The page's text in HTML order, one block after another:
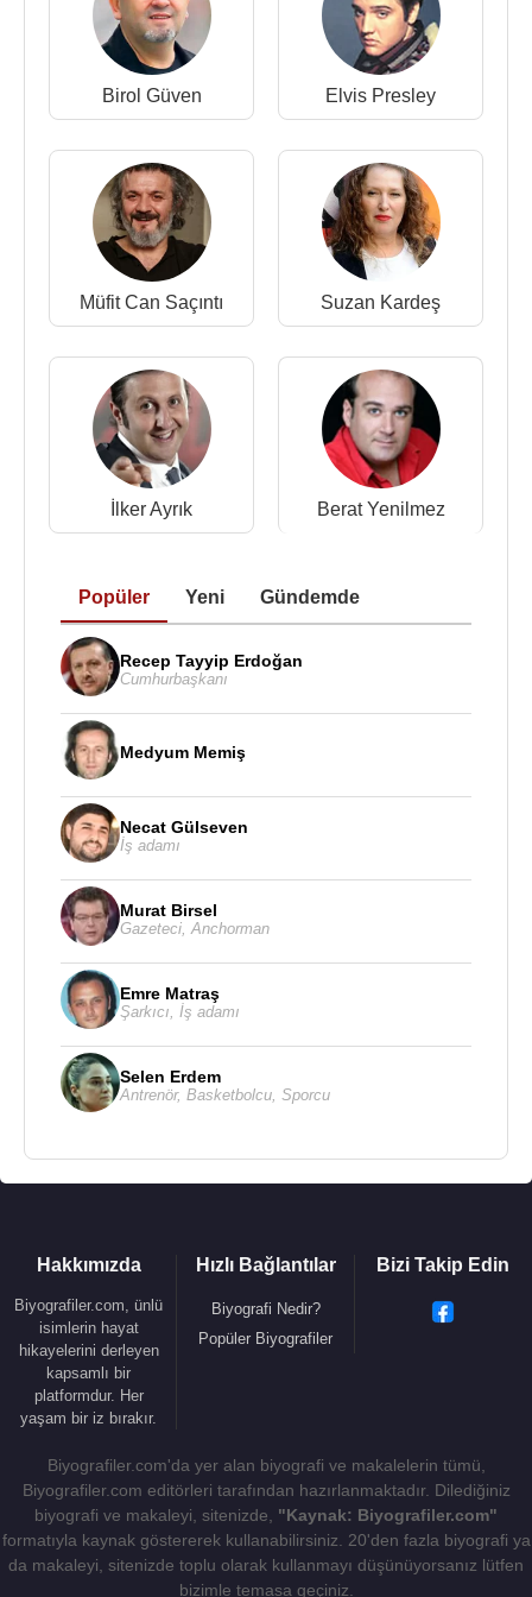
2005 - Sonradan Görme (Bülent) (TV Dizisi)
2002 - Öyle Bir Sevda ki (TV Filmi)
2001 - Derman Bey (TV Dizisi)
2000 - Zülküf ile Zarife (TV Filmi)
2000 - Bizim Çocuklar (TV Dizisi)
1999 - Köstebek (2) (TV Dizisi)
1998 - Cumhuriyet (Sinema Filmi)
1997 - Ruhsar (Elvis Presley
) (TV Dizisi)
1997 - Baskül Ailesi (Güven) (TV Dizisi)
1996 - Süt Kardeşler (TV Dizisi)
1995 - Evdekiler (Levent'in kayınbiraderi ) (TV
Dizisi)
1995 - Bizim Ev (Doktor / Kemal Denizbey) (TV
Dizisi)
1994 - 1998 - Kaygısızlar (Kültigin (TV Dizisi)
1994 - Geçmişin İzleri (TV Filmi)
1993 - Barışta Savaşanlar (TV Dizisi)
1992 - Romeo Ve Juliet (Kısa Film)
1992 - Denize Hançer Düştü (Sinema Filmi)
1989 - İz Peşinde (Faruk) (TV Dizisi)
1989 - Gençler (TV Dizisi)
1988 - Salıncakta Üç Kişi (Dans öğrencisi) (Sinema
Filmi)
1987 - Yalnızlık Bir Şarkıdır (Sinema Filmi)
1987 - Belene (Bulgar Askeri) (TV Dizisi) (2 Bölüm)
Kaynak:Biyografiler.com
Birol Güven Elvis Presley
Müfit Can Saçıntı Suzan Kardeş
İlker Ayrık Berat Yenilmez
Popüler Yeni Gündemde
Recep Tayyip Erdoğan
Cumhurbaşkanı
Medyum Memiş
Necat Gülseven
İş adamı
Murat Birsel
Gazeteci Anchorman
Emre Matraş
Şarkıcı İş adamı
Selen Erdem
Antrenör, Basketbolcu Sporcu
Hakkımızda
Biyografiler.com, ünlü
isimlerin hayat
hikayelerini derleyen
kapsamlı bir
platformdur. Her
yaşam bir iz bırakır.
Hızlı Bağlantılar
Biyografi Nedir?
Popüler Biyografiler
Bizi Takip Edin
Biyografiler.com'da yer alan biyografi ve makalelerin tümü,
Biyografiler.com editörleri tarafından hazırlanmaktadır. Dilediğiniz
biyografi ve makaleyi, sitenizde, "Kaynak: Biyografiler.com"
formatıyla kaynak göstererek kullanabilirsiniz. 20'den fazla biyografi ya
da makaleyi, sitenizde toplu olarak kullanmayı düşünüyorsanız lütfen
bizimle temasa geçiniz.